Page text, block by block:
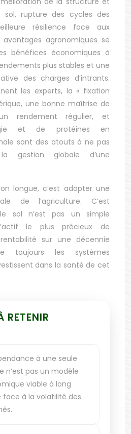
rupture des cycles des
résilience face aux
avantages agronomiques se
bénéfices économiques à
plus stables et une
des charges d’intrants.
les experts, la « fixation
une bonne maîtrise de
un rendement régulier, et
et de protéines en
sont des atouts à ne pas
gestion globale d’une
longue, c’est adopter une
de l’agriculture. C’est
sol n’est pas un simple
le plus précieux de
rentabilité sur une décennie
toujours les systèmes
dans la santé de cet
RETENIR
à une seule
n’est pas un modèle
viable à long
face à la volatilité des